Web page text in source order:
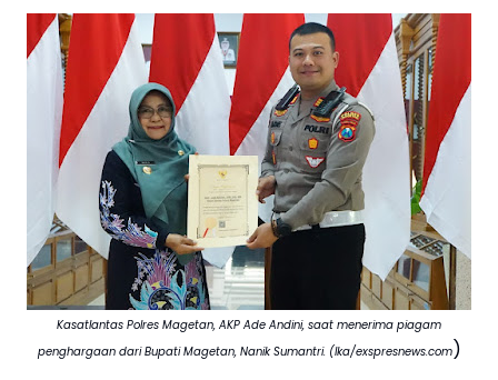
Kasatlantas Polres Magetan, AKP Ade Andini, saat menerima piagam
penghargaan dari Bupati Magetan, Nanik Sumantri. (Ika/exspresnews.com)